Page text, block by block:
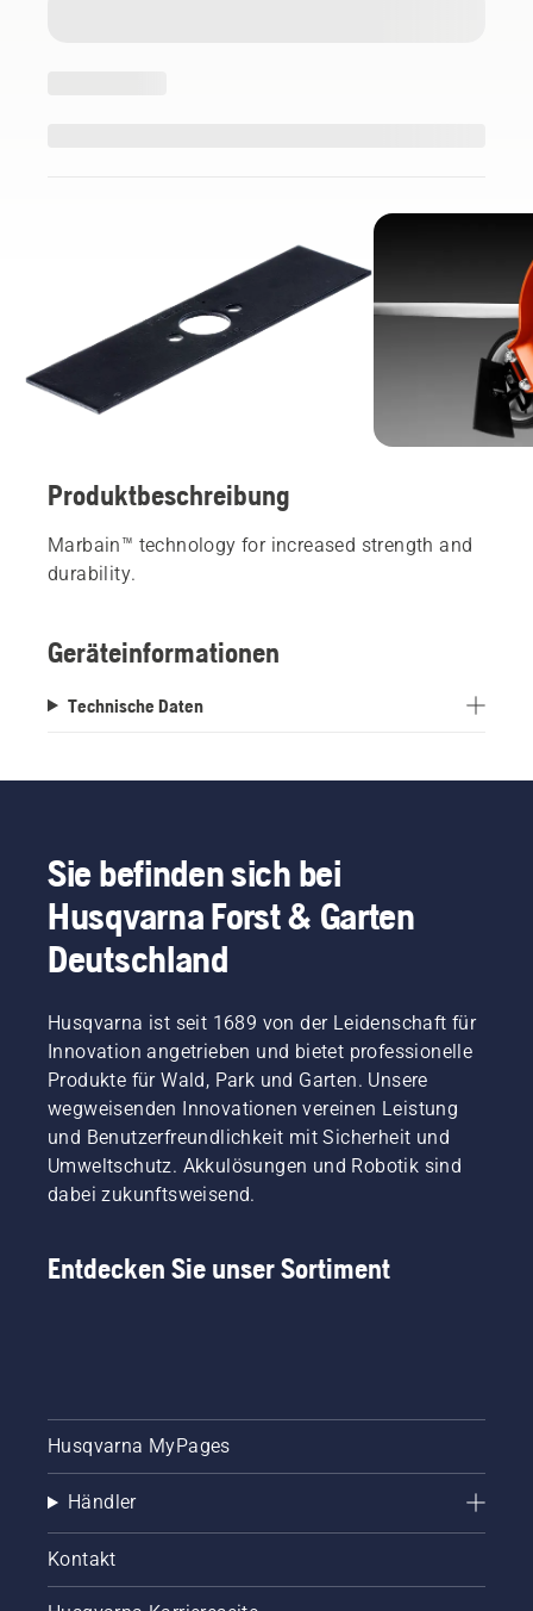
Produktbeschreibung
Marbain™ technology for increased strength and
durability.
Geräteinformationen
Technische Daten
Sie befinden sich bei
Husqvarna Forst & Garten
Deutschland
Husqvarna ist seit 1689 von der Leidenschaft für
Innovation angetrieben und bietet professionelle
Produkte für Wald, Park und Garten. Unsere
wegweisenden Innovationen vereinen Leistung
und Benutzerfreundlichkeit mit Sicherheit und
Umweltschutz. Akkulösungen und Robotik sind
dabei zukunftsweisend.
Entdecken Sie unser Sortiment
Husqvarna MyPages
Händler
Kontakt